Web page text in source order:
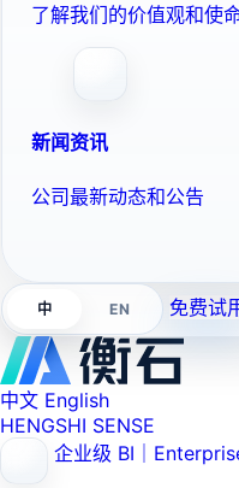
了解我们的价值观和使
新闻资讯
公司最新动态和公告
中 EN 免费试
中文 English
HENGSHI SENSE
企业级 BI｜